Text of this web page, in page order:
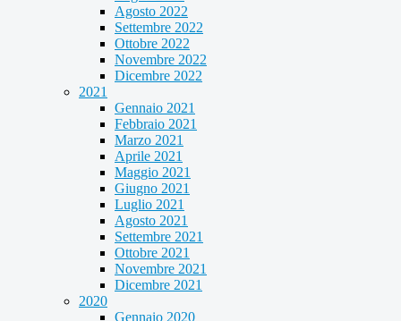
Agosto 2022
Settembre 2022
Ottobre 2022
Novembre 2022
Dicembre 2022
2021
Gennaio 2021
Febbraio 2021
Marzo 2021
Aprile 2021
Maggio 2021
Giugno 2021
Luglio 2021
Agosto 2021
Settembre 2021
Ottobre 2021
Novembre 2021
Dicembre 2021
2020
Gennaio 2020